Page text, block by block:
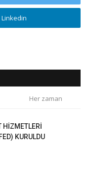
Linkedin
Her zaman
HİZMETLERİ
KURULDU